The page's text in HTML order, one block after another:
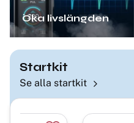
Öka livslängden
Startkit
Se alla startkit